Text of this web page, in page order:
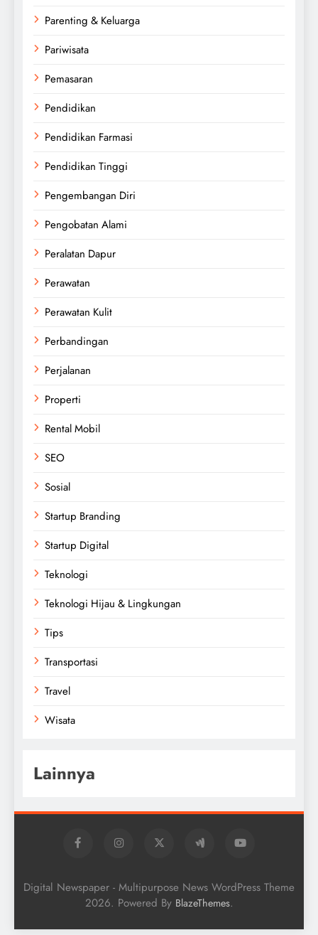
Parenting & Keluarga
Pariwisata
Pemasaran
Pendidikan
Pendidikan Farmasi
Pendidikan Tinggi
Pengembangan Diri
Pengobatan Alami
Peralatan Dapur
Perawatan
Perawatan Kulit
Perbandingan
Perjalanan
Properti
Rental Mobil
SEO
Sosial
Startup Branding
Startup Digital
Teknologi
Teknologi Hijau & Lingkungan
Tips
Transportasi
Travel
Wisata
Lainnya
Digital Newspaper - Multipurpose News WordPress Theme
2026. Powered By BlazeThemes.